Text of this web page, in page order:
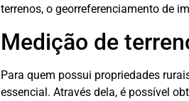
terrenos, o georreferenciamento de
Medição de
Para quem possui propriedades
essencial. Através dela, é possível